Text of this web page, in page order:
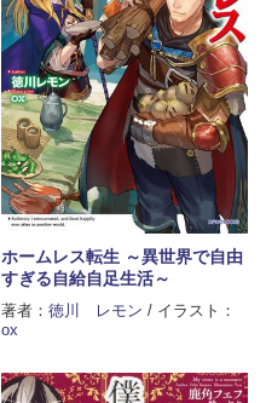
ホームレス転生 ～異世界で自由
すぎる自給自足生活～
著者： 徳川 レモン / イラスト：
ox